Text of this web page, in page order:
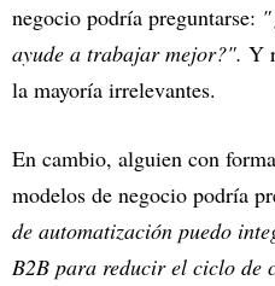
negocio podría preguntarse:
ayude a trabajar mejor?". Y
la mayoría irrelevantes.
En cambio, alguien con
modelos de negocio podría
de automatización puedo
B2B para reducir el ciclo de